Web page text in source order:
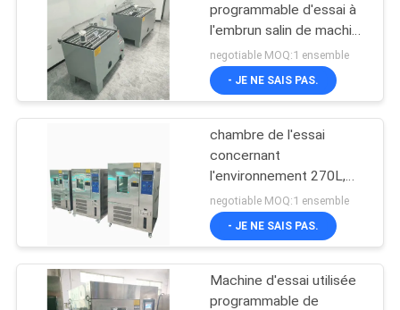
programmable d'essai à
l'embrun salin de machine
d'essai de corrosion
negotiable MOQ:1 ensemble
- JE NE SAIS PAS.
chambre de l'essai
concernant
l'environnement 270L,
chambre de jet de sel
pour l'essai de corrosion
negotiable MOQ:1 ensemble
- JE NE SAIS PAS.
Machine d'essai utilisée
programmable de